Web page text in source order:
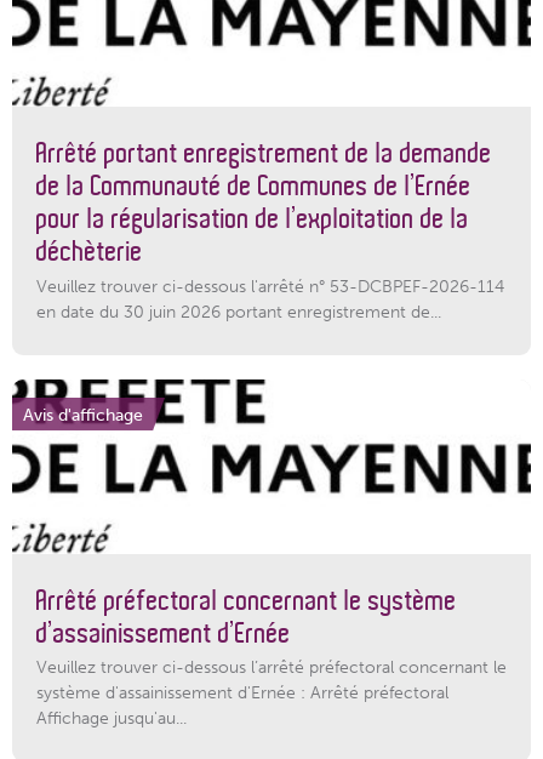
Arrêté portant enregistrement de la demande
de la Communauté de Communes de l’Ernée
pour la régularisation de l’exploitation de la
déchèterie
Veuillez trouver ci-dessous l'arrêté n° 53-DCBPEF-2026-114
en date du 30 juin 2026 portant enregistrement de...
Avis d'affichage
Arrêté préfectoral concernant le système
d’assainissement d’Ernée
Veuillez trouver ci-dessous l’arrêté préfectoral concernant le
système d'assainissement d'Ernée : Arrêté préfectoral
Affichage jusqu'au...